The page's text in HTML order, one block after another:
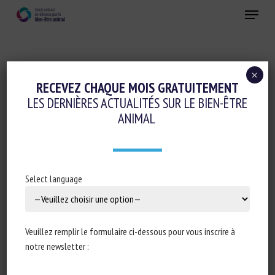
Menu
Cognition-émotions
Logement et Enrichissement
AFFECT PLAY IN CAGE-FREE LAYING HENS?
Type de document : article scientifique publié dans
RECEVEZ CHAQUE MOIS GRATUITEMENT
LES DERNIÈRES ACTUALITÉS SUR LE BIEN-ÊTRE
ANIMAL
Select language
Veuillez remplir le formulaire ci-dessous pour vous inscrire à
notre newsletter :
×